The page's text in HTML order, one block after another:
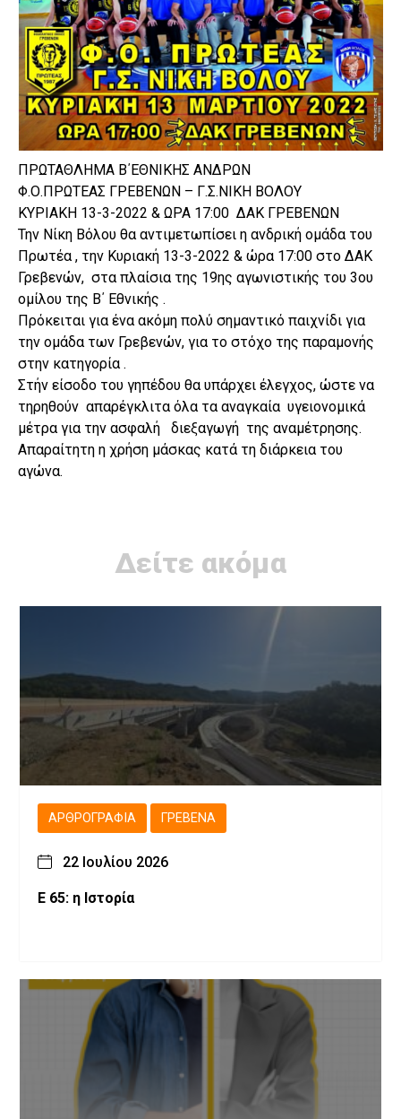
ΠΡΩΤΑΘΛΗΜΑ Β΄ΕΘΝΙΚΗΣ ΑΝΔΡΩΝ
Φ.Ο.ΠΡΩΤΕΑΣ ΓΡΕΒΕΝΩΝ – Γ.Σ.ΝΙΚΗ ΒΟΛΟΥ
ΚΥΡΙΑΚΗ 13-3-2022 & ΩΡΑ 17:00 ΔΑΚ ΓΡΕΒΕΝΩΝ
Την Νίκη Βόλου θα αντιμετωπίσει η ανδρική ομάδα του
Πρωτέα , την Κυριακή 13-3-2022 & ώρα 17:00 στο ΔΑΚ
Γρεβενών, στα πλαίσια της 19ης αγωνιστικής του 3ου
ομίλου της Β΄ Εθνικής .
Πρόκειται για ένα ακόμη πολύ σημαντικό παιχνίδι για
την ομάδα των Γρεβενών, για το στόχο της παραμονής
στην κατηγορία .
Στήν είσοδο του γηπέδου θα υπάρχει έλεγχος, ώστε να
τηρηθούν απαρέγκλιτα όλα τα αναγκαία υγειονομικά
μέτρα για την ασφαλή διεξαγωγή της αναμέτρησης.
Απαραίτητη η χρήση μάσκας κατά τη διάρκεια του
αγώνα.
Δείτε ακόμα
ΑΡΘΡΟΓΡΑΦΊΑ ΓΡΕΒΕΝΆ
22 Ιουλίου 2026
Ε 65: η Ιστορία